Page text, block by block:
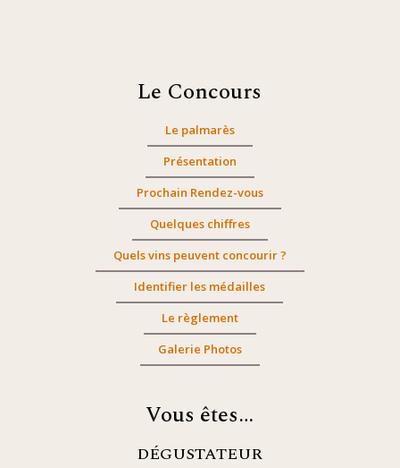
Le Concours
Le palmarès
Présentation
Prochain Rendez-vous
Quelques chiffres
Quels vins peuvent concourir ?
Identifier les médailles
Le règlement
Galerie Photos
Vous êtes…
DÉGUSTATEUR